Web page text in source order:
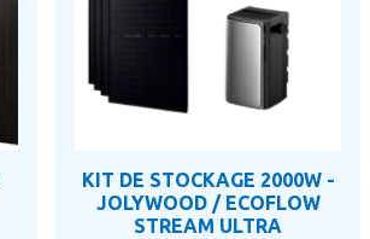
KIT DE STOCKAGE 2000W -
JOLYWOOD / ECOFLOW
STREAM ULTRA